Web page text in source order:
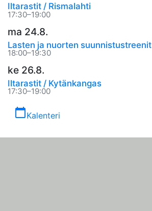
Iltarastit / Rismalahti
17:30–19:00
ma 24.8.
Lasten ja nuorten suunnistustreenit
18:00–19:30
ke 26.8.
Iltarastit / Kytänkangas
17:30–19:00
calendar_todayKalenteri